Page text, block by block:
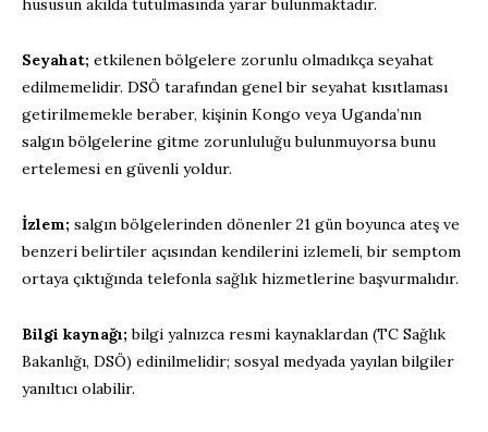
Seyahat; etkilenen bölgelere zorunlu olmadıkça seyahat
edilmemelidir. DSÖ tarafından genel bir seyahat kısıtlaması
getirilmemekle beraber, kişinin Kongo veya Uganda’nın
salgın bölgelerine gitme zorunluluğu bulunmuyorsa bunu
ertelemesi en güvenli yoldur.
İzlem; salgınbölgelerinden dönenler 21 gün boyunca ateş ve
benzeri belirtiler açısından kendilerini izlemeli, bir semptom
ortaya çıktığında telefonla sağlık hizmetlerinebaşvurmalıdır.
Bilgi kaynağı; bilgi yalnızca resmi kaynaklardan (TC Sağlık
Bakanlığı, DSÖ) edinilmelidir; sosyal medyada yayılanbilgiler
yanıltıcı olabilir.